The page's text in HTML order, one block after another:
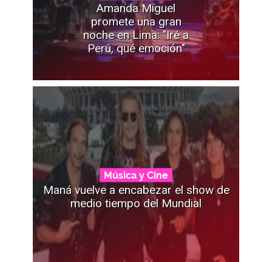
Amanda Miguel
promete una gran
noche en Lima: "Iré a
Perú, qué emoción"
Música y Cine
Maná vuelve a encabezar el show de
medio tiempo del Mundial